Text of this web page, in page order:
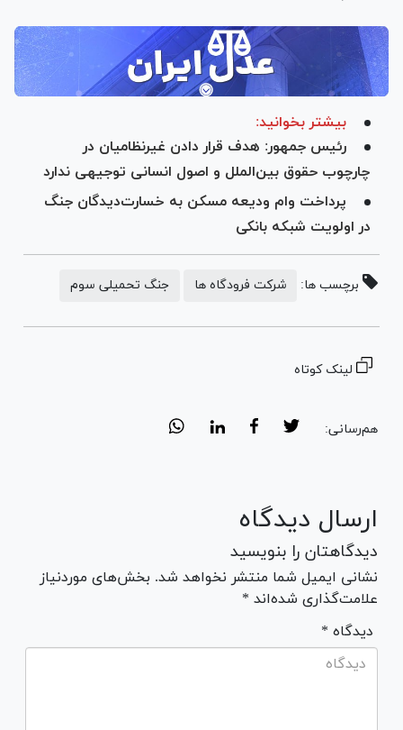
بیشتر بخوانید:
رئیس جمهور: هدف قرار دادن غیرنظامیان در
چارچوب حقوق بین‌الملل و اصول انسانی توجیهی ندارد
پرداخت وام ودیعه مسکن به خسارت‌دیدگان جنگ
در اولویت شبکه بانکی
برچسب ها: شرکت فرودگاه ها جنگ تحمیلی سوم
لینک کوتاه
هم‌رسانی:
ارسال دیدگاه
دیدگاهتان را بنویسید
نشانی ایمیل شما منتشر نخواهد شد. بخش‌های موردنیاز
علامت‌گذاری شده‌اند *
* دیدگاه